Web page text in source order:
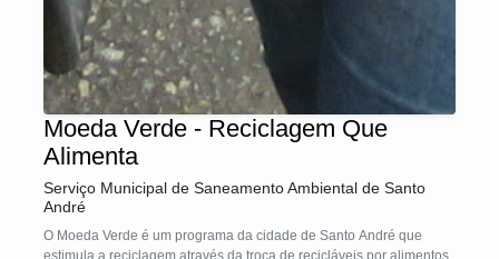
Moeda Verde - Reciclagem Que
Alimenta
Serviço Municipal de Saneamento Ambiental de Santo
André
O Moeda Verde é um programa da cidade de Santo André que
estimula a reciclagem através da troca de recicláveis por alimentos